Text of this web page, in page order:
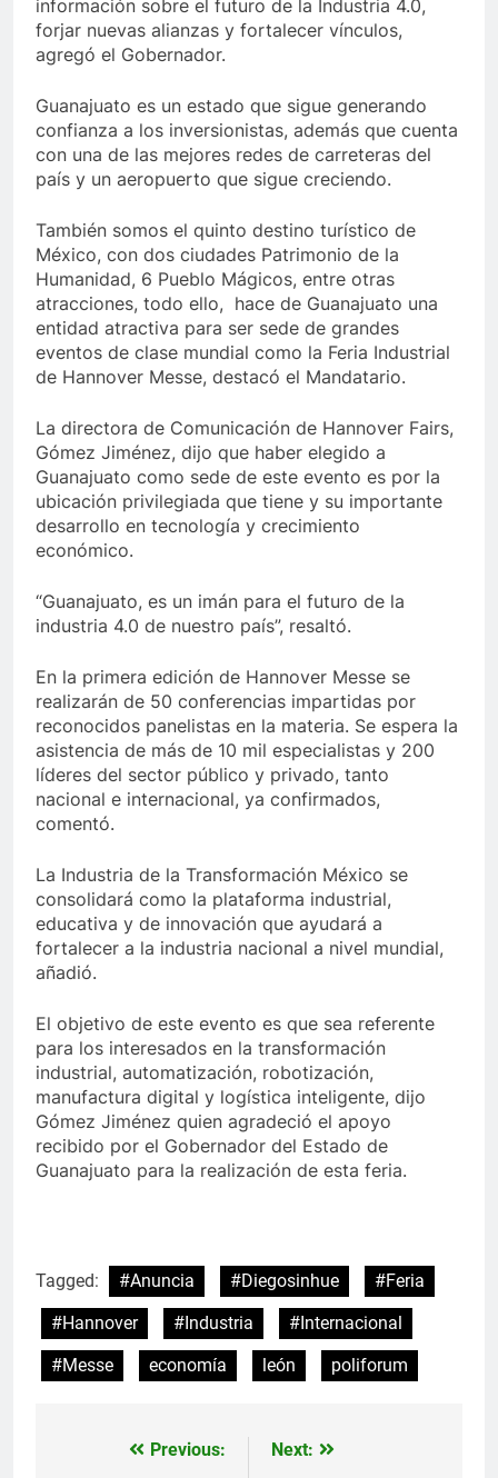
información sobre el futuro de la Industria 4.0,
forjar nuevas alianzas y fortalecer vínculos,
agregó el Gobernador.
Guanajuato es un estado que sigue generando
confianza a los inversionistas, además que cuenta
con una de las mejores redes de carreteras del
país y un aeropuerto que sigue creciendo.
También somos el quinto destino turístico de
México, con dos ciudades Patrimonio de la
Humanidad, 6 Pueblo Mágicos, entre otras
atracciones, todo ello, hace de Guanajuato una
entidad atractiva para ser sede de grandes
eventos de clase mundial como la Feria Industrial
de Hannover Messe, destacó el Mandatario.
La directora de Comunicación de Hannover Fairs,
Gómez Jiménez, dijo que haber elegido a
Guanajuato como sede de este evento es por la
ubicación privilegiada que tiene y su importante
desarrollo en tecnología y crecimiento
económico.
“Guanajuato, es un imán para el futuro de la
industria 4.0 de nuestro país”, resaltó.
En la primera edición de Hannover Messe se
realizarán de 50 conferencias impartidas por
reconocidos panelistas en la materia. Se espera la
asistencia de más de 10 mil especialistas y 200
líderes del sector público y privado, tanto
nacional e internacional, ya confirmados,
comentó.
La Industria de la Transformación México se
consolidará como la plataforma industrial,
educativa y de innovación que ayudará a
fortalecer a la industria nacional a nivel mundial,
añadió.
El objetivo de este evento es que sea referente
para los interesados en la transformación
industrial, automatización, robotización,
manufactura digital y logística inteligente, dijo
Gómez Jiménez quien agradeció el apoyo
recibido por el Gobernador del Estado de
Guanajuato para la realización de esta feria.
Tagged: #Anuncia #Diegosinhue
#Feria
#Hannover
#Industria
#Internacional
#Messe
economía león poliforum
Navegación
Previous:
Next: